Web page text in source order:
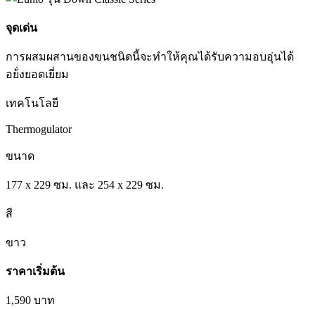
จุดเด่น
การผสมผสานของขนชนิดนี้จะทำให้คุณได้รับความอบอุ่นได้
อย้่งยอดเยี่ยม
เทคโนโลยี
Thermogulator
ขนาด
177 x 229 ซม. และ 254 x 229 ซม.
สี
ขาว
ราคาเริ่มต้น
1,590 บาท